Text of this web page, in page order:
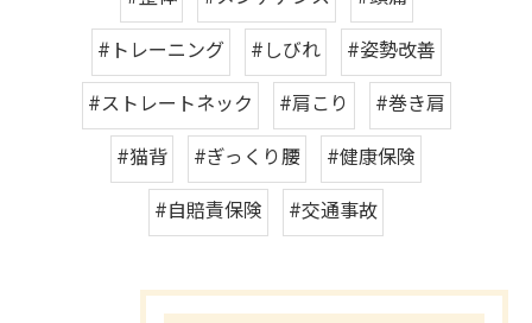
#トレーニング
#しびれ
#姿勢改善
#ストレートネック
#肩こり
#巻き肩
#猫背
#ぎっくり腰
#健康保険
#自賠責保険
#交通事故